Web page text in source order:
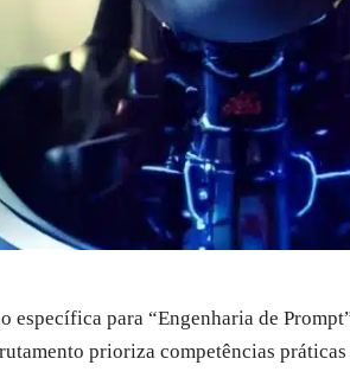
específica para “Engenharia de
prioriza competências